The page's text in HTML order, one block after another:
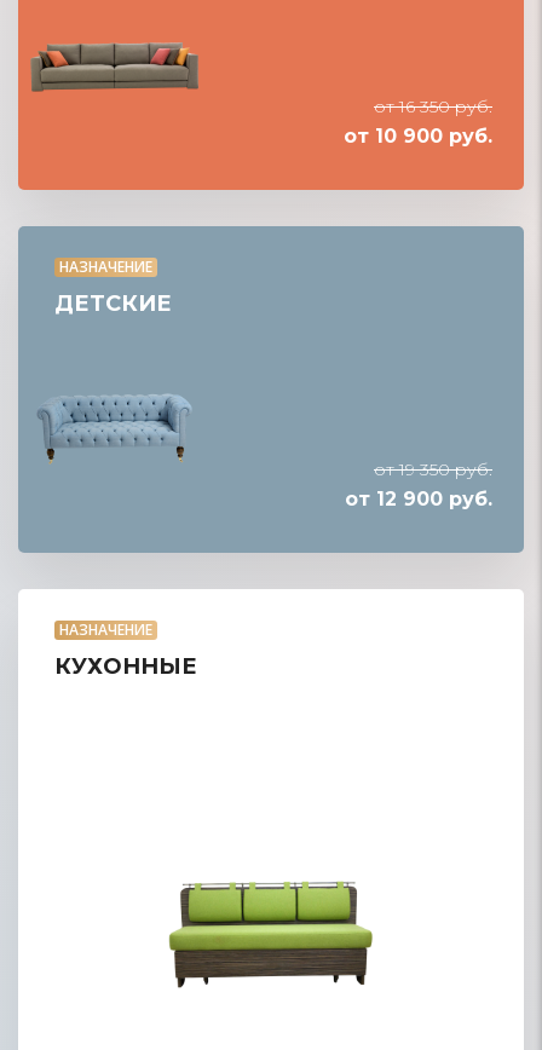
от 16 350 руб.
от 10 900 руб.
НАЗНАЧЕНИЕ
ДЕТСКИЕ
от 19 350 руб.
от 12 900 руб.
НАЗНАЧЕНИЕ
КУХОННЫЕ